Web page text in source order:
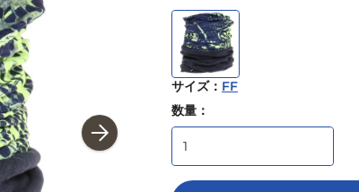
サイズ： FF
数量：